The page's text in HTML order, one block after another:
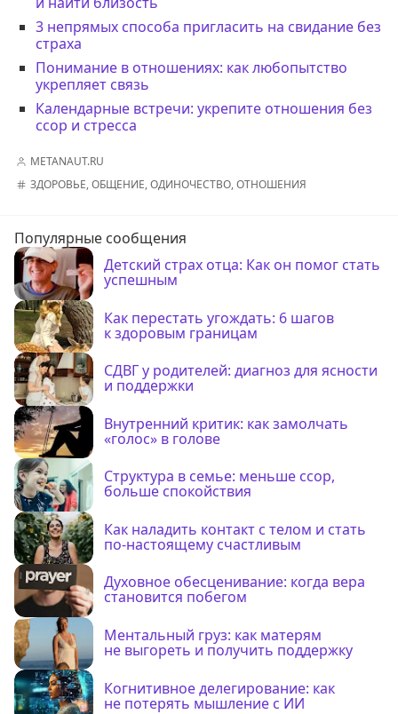
3 непрямых способа пригласить на свидание без
страха
Понимание в отношениях: как любопытство
укрепляет связь
Календарные встречи: укрепите отношения без
ссор и стресса
METANAUT.RU
ЗДОРОВЬЕ,ОБЩЕНИЕ,ОДИНОЧЕСТВО,ОТНОШЕНИЯ
Популярные сообщения
Детский страх отца: Как он помог стать
успешным
Как перестать угождать: 6 шагов
к здоровым границам
СДВГ у родителей: диагноз для ясности
и поддержки
Внутренний критик: как замолчать
«голос» в голове
Структура в семье: меньше ссор,
больше спокойствия
Как наладить контакт с телом и стать
по-настоящему счастливым
Духовное обесценивание: когда вера
становится побегом
Ментальный груз: как матерям
не выгореть и получить поддержку
Когнитивное делегирование: как
не потерять мышление с ИИ